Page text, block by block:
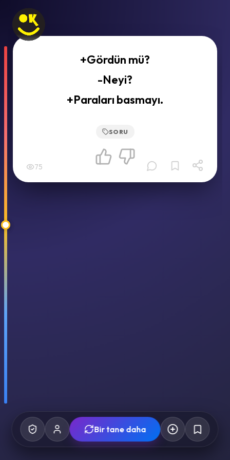
+Gördün mü?
-Neyi?
+Paraları basmayı.
SORU
75
Bir tane daha